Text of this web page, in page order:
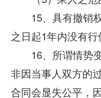
15、具有撤销权
之日起1年内没有
16、所谓情势变
非因当事人双方的
合同会显失公平，